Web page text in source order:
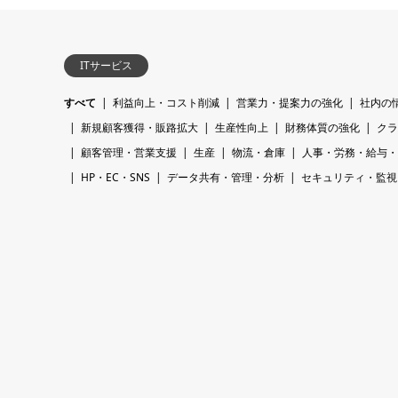
ITサービス
すべて 利益向上・コスト削減 営業力・提案力の強化
社内の
新規顧客獲得・販路拡大
生産性向上 財務体質の強化
ク
顧客管理・営業支援
生産 物流・倉庫
人事・労務・給与
HP・EC・SNS
データ共有・管理・分析 セキュリティ・監視